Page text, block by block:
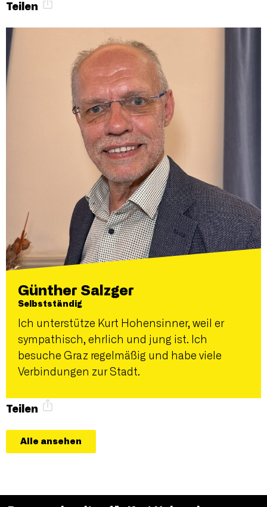
Teilen
Günther Salzger
Selbstständig
Ich unterstütze Kurt Hohensinner, weil er
sympathisch, ehrlich und jung ist. Ich
besuche Graz regelmäßig und habe viele
Verbindungen zur Stadt.
Teilen
Alle ansehen